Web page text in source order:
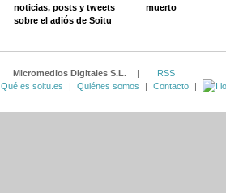
noticias, posts y tweets
sobre el adiós de Soitu
muerto
Micromedios Digitales S.L. |
RSS
Qué es soitu.es
| Quiénes somos | Contacto |